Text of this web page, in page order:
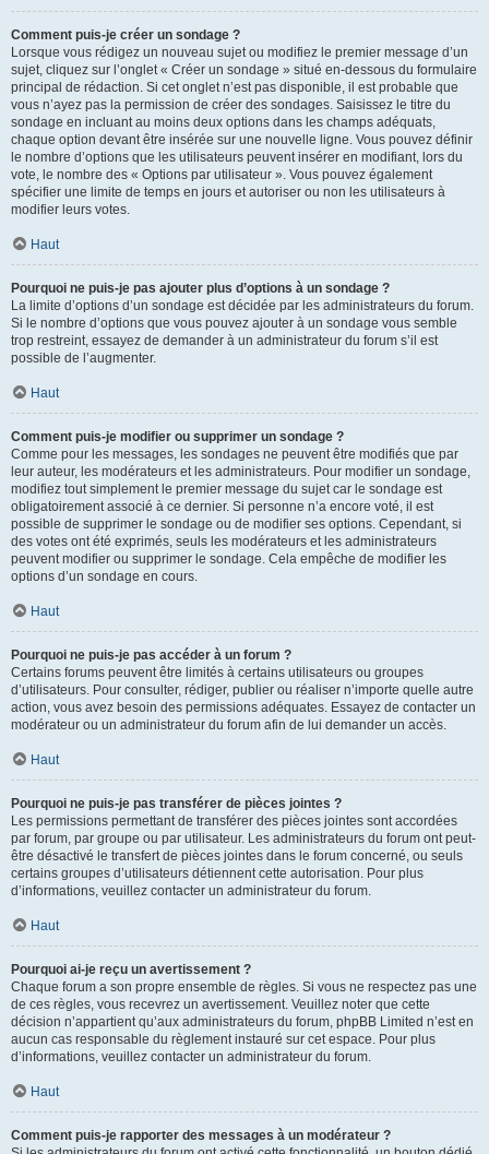
Comment puis-je créer un sondage ?
Lorsque vous rédigez un nouveau sujet ou modifiez le premier message d’un
sujet, cliquez sur l’onglet « Créer un sondage » situé en-dessous du formulaire
principal de rédaction. Si cet onglet n’est pas disponible, il est probable que
vous n’ayez pas la permission de créer des sondages. Saisissez le titre du
sondage en incluant au moins deux options dans les champs adéquats,
chaque option devant être insérée sur une nouvelle ligne. Vous pouvez définir
le nombre d’options que les utilisateurs peuvent insérer en modifiant, lors du
vote, le nombre des « Options par utilisateur ». Vous pouvez également
spécifier une limite de temps en jours et autoriser ou non les utilisateurs à
modifier leurs votes.
Haut
Pourquoi ne puis-je pas ajouter plus d’options à un sondage ?
La limite d’options d’un sondage est décidée par les administrateurs du forum.
Si le nombre d’options que vous pouvez ajouter à un sondage vous semble
trop restreint, essayez de demander à un administrateur du forum s’il est
possible de l’augmenter.
Haut
Comment puis-je modifier ou supprimer un sondage ?
Comme pour les messages, les sondages ne peuvent être modifiés que par
leur auteur, les modérateurs et les administrateurs. Pour modifier un sondage,
modifiez tout simplement le premier message du sujet car le sondage est
obligatoirement associé à ce dernier. Si personne n’a encore voté, il est
possible de supprimer le sondage ou de modifier ses options. Cependant, si
des votes ont été exprimés, seuls les modérateurs et les administrateurs
peuvent modifier ou supprimer le sondage. Cela empêche de modifier les
options d’un sondage en cours.
Haut
Pourquoi ne puis-je pas accéder à un forum ?
Certains forums peuvent être limités à certains utilisateurs ou groupes
d’utilisateurs. Pour consulter, rédiger, publier ou réaliser n’importe quelle autre
action, vous avez besoin des permissions adéquates. Essayez de contacter un
modérateur ou un administrateur du forum afin de lui demander un accès.
Haut
Pourquoi ne puis-je pas transférer de pièces jointes ?
Les permissions permettant de transférer des pièces jointes sont accordées
par forum, par groupe ou par utilisateur. Les administrateurs du forum ont peut-
être désactivé le transfert de pièces jointes dans le forum concerné, ou seuls
certains groupes d’utilisateurs détiennent cette autorisation. Pour plus
d’informations, veuillez contacter un administrateur du forum.
Haut
Pourquoi ai-je reçu un avertissement ?
Chaque forum a son propre ensemble de règles. Si vous ne respectez pas une
de ces règles, vous recevrez un avertissement. Veuillez noter que cette
décision n’appartient qu’aux administrateurs du forum, phpBB Limited n’est en
aucun cas responsable du règlement instauré sur cet espace. Pour plus
d’informations, veuillez contacter un administrateur du forum.
Haut
Comment puis-je rapporter des messages à un modérateur ?